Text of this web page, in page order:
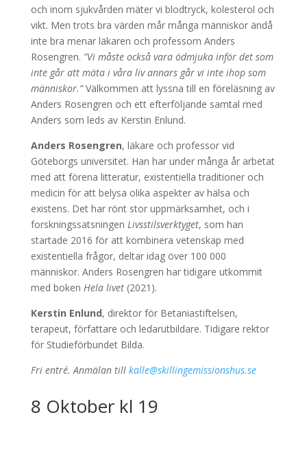
och inom sjukvården mäter vi blodtryck, kolesterol och
vikt. Men trots bra värden mår många människor ändå
inte bra menar läkaren och professorn Anders
Rosengren. ”Vi måste också vara ödmjuka inför det som
inte går att mäta i våra liv annars går vi inte ihop som
människor.”Välkommen att lyssna till en föreläsning av
Anders Rosengren och ett efterföljande samtal med
Anders som leds av Kerstin Enlund.
Anders Rosengren, läkare och professor vid
Göteborgs universitet. Han har under många år arbetat
med att förena litteratur, existentiella traditioner och
medicin för att belysa olika aspekter av hälsa och
existens. Det har rönt stor uppmärksamhet, och i
forskningssatsningen Livsstilsverktyget, som han
startade 2016 för att kombinera vetenskap med
existentiella frågor, deltar idag över 100 000
människor. Anders Rosengren har tidigare utkommit
med boken Hela livet(2021).
Kerstin Enlund, direktor för Betaniastiftelsen,
terapeut, författare och ledarutbildare. Tidigare rektor
för Studieförbundet Bilda.
Fri entré. Anmälan till kalle@skillingemissionshus.se
8 Oktober kl 19